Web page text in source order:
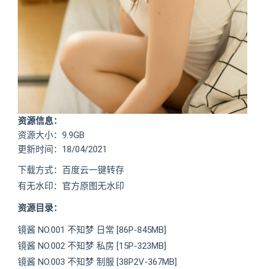
资源信息：
资源大小：9.9GB
更新时间：18/04/2021
下载方式：百度云一键转存
有无水印：官方原图无水印
资源目录：
镜酱 NO.001 不知梦 日常 [86P-845MB]
镜酱 NO.002 不知梦 私房 [15P-323MB]
镜酱 NO.003 不知梦 制服 [38P2V-367MB]